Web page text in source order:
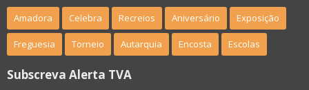
Amadora Celebra Recreios Aniversário Exposição
Freguesia Torneio Autarquia Encosta Escolas
Subscreva Alerta TVA